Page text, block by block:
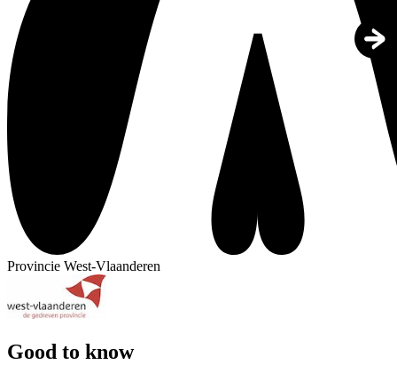
Provincie West-Vlaanderen
Good to know